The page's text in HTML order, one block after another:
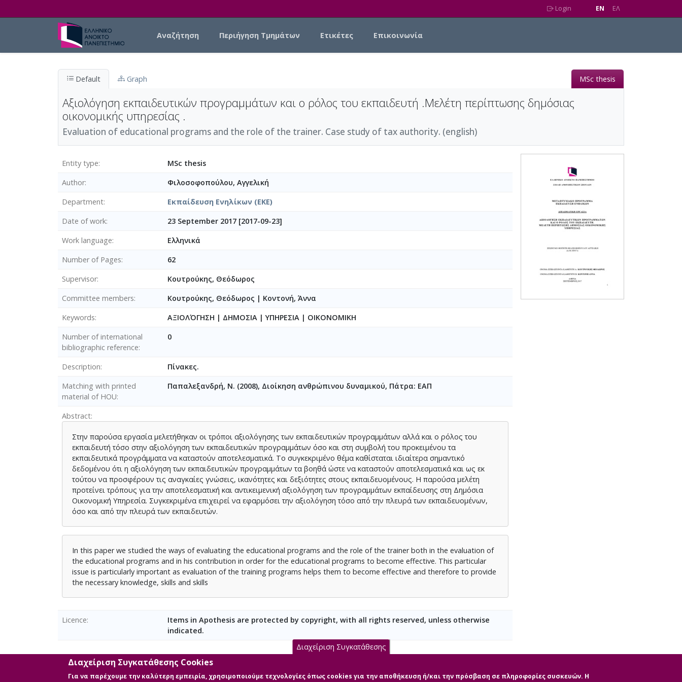
Login EN EΛ
Αναζήτηση Περιήγηση Τμημάτων Ετικέτες Επικοινωνία
Default Graph MSc thesis
Αξιολόγηση εκπαιδευτικών προγραμμάτων και ο ρόλος του εκπαιδευτή .Μελέτη περίπτωσης δημόσιας
οικονομικής υπηρεσίας .
Evaluation of educational programs and the role of the trainer. Case study of tax authority. (english)
Entity type
MSc thesis
Author
Φιλοσοφοπούλου, Αγγελική
Department
Εκπαίδευση Ενηλίκων (ΕΚΕ)
Date of work
23 September 2017 [2017-09-23]
Work language
Ελληνικά
Number of Pages
62
Supervisor
Κουτρούκης, Θεόδωρος
Committee members
Κουτρούκης, Θεόδωρος | Κοντονή, Άννα
Keywords
ΑΞΙΟΛΌΓΗΣΗ | ΔΗΜΟΣΙΑ | ΥΠΗΡΕΣΙΑ | ΟΙΚΟΝΟΜΙΚΗ
Number of international
bibliographic reference
0
Description
Πίνακες.
Matching with printed
material of HOU
Παπαλεξανδρή, Ν. (2008), Διοίκηση ανθρώπινου δυναμικού, Πάτρα: ΕΑΠ
Abstract
Στην παρούσα εργασία μελετήθηκαν οι τρόποι αξιολόγησης των εκπαιδευτικών προγραμμάτων αλλά και ο ρόλος του
εκπαιδευτή τόσο στην αξιολόγηση των εκπαιδευτικών προγραμμάτων όσο και στη συμβολή του προκειμένου τα
εκπαιδευτικά προγράμματα να καταστούν αποτελεσματικά. Το συγκεκριμένο θέμα καθίσταται ιδιαίτερα σημαντικό
δεδομένου ότι η αξιολόγηση των εκπαιδευτικών προγραμμάτων τα βοηθά ώστε να καταστούν αποτελεσματικά και ως εκ
τούτου να προσφέρουν τις αναγκαίες γνώσεις, ικανότητες και δεξιότητες στους εκπαιδευομένους. Η παρούσα μελέτη
προτείνει τρόπους για την αποτελεσματική και αντικειμενική αξιολόγηση των προγραμμάτων εκπαίδευσης στη Δημόσια
Οικονομική Υπηρεσία. Συγκεκριμένα επιχειρεί να εφαρμόσει την αξιολόγηση τόσο από την πλευρά των εκπαιδευομένων,
όσο και από την πλευρά των εκπαιδευτών.
In this paper we studied the ways of evaluating the educational programs and the role of the trainer both in the evaluation of
the educational programs and in his contribution in order for the educational programs to become effective. This particular
issue is particularly important as evaluation of the training programs helps them to become effective and therefore to provide
the necessary knowledge, skills and skills
Licence
Items in Apothesis are protected by copyright, with all rights reserved, unless otherwise
indicated.
Main Files
Διαχείριση Συγκατάθεσης
Διαχείριση Συγκατάθεσης Cookies
Για να παρέχουμε την καλύτερη εμπειρία, χρησιμοποιούμε τεχνολογίες όπως cookies για την αποθήκευση ή/και την πρόσβαση σε πληροφορίες συσκευών. Η